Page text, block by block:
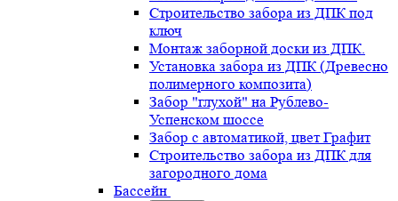
Строительство забора из ДПК под
ключ
Монтаж заборной доски из ДПК.
Установка забора из ДПК (Древесно
полимерного композита)
Забор "глухой" на Рублево-
Успенском шоссе
Забор с автоматикой, цвет Графит
Строительство забора из ДПК для
загородного дома
Бассейн